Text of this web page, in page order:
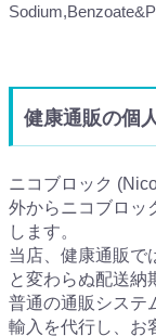
健康通販の個
ニコブロック
外からニコブロッ
します。
当店、健康通販で
と変わらぬ配送納
普通の通販システ
輸入を代行し、お